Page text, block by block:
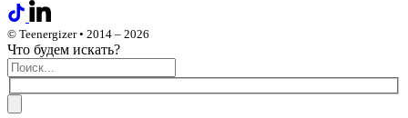
© Teenergizer • 2014 – 2026
Что будем искать?